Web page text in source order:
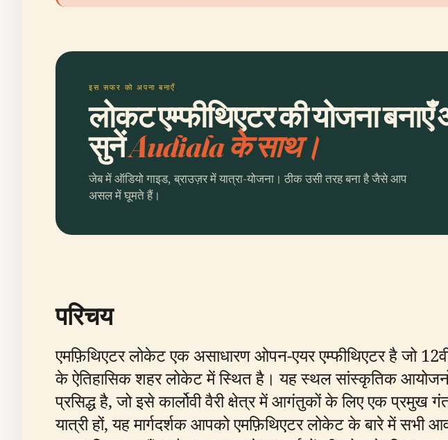
इस सफर को अपना बनाएँ
लोकट एम्फीथिएटर की योजना
सुनेंAudiala के साथ।
जेब में ऑडियो गाइड, ब्राउज़र में यात्रा-योजना। ठीक उसी तरह बना है जैसे आप
असल में घूमते हैं।
परिचय
एमफ़िथिएटर लोकेट एक असाधारण ओपन-एयर एम्फीथिएटर है जो
के ऐतिहासिक शहर लोकेट में स्थित है। यह स्थल सांस्कृतिक
प्रसिद्ध है, जो इसे कार्लोवी वैरी क्षेत्र में आगंतुकों के लिए एक प्रमुख
यात्री हों, यह मार्गदर्शक आपको एमफ़िथिएटर लोकेट के बारे में